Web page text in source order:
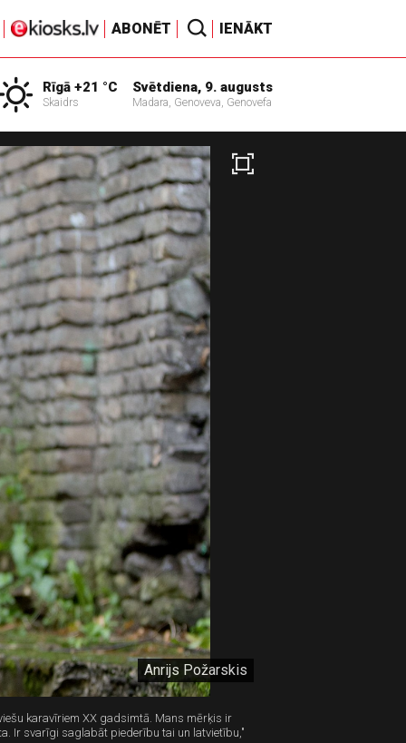
ABONĒT IENĀKT
Rīgā +21 °C
Skaidrs
Svētdiena, 9. augusts
Madara, Genoveva, Genovefa
Anrijs Požarskis
karavīriem XX gadsimtā. Mans mērķis ir
Ir svarīgi saglabāt piederību tai un latvietību,"